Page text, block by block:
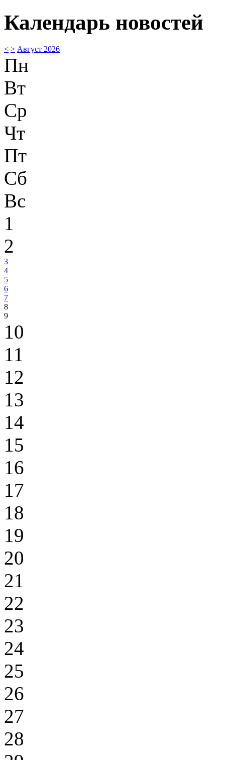
Календарь новостей
< > Август 2026
Пн
Вт
Ср
Чт
Пт
Сб
Вс
1
2
3
4
5
6
7
8
9
10
11
12
13
14
15
16
17
18
19
20
21
22
23
24
25
26
27
28